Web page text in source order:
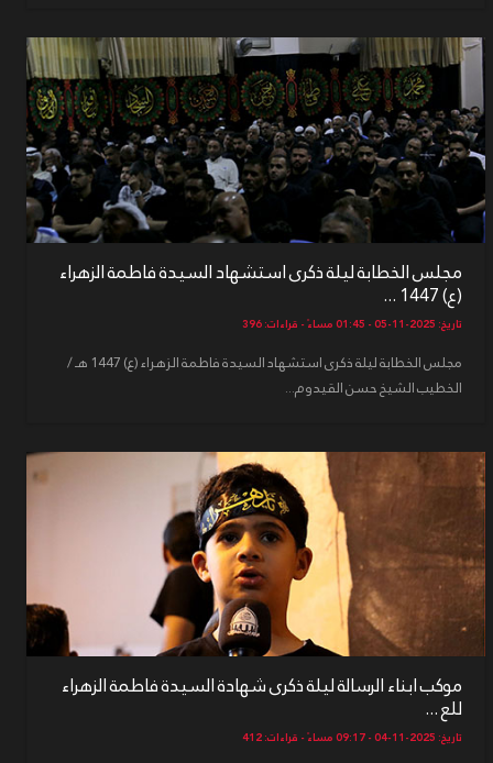
مجلس الخطابة ليلة ذكرى استشهاد السيدة فاطمة الزهراء
(ع) 1447 ...
تاريخ: 2025-11-05 - 01:45 مساءً - قراءات: 396
مجلس الخطابة ليلة ذكرى استشهاد السيدة فاطمة الزهراء (ع) 1447 هـ /
الخطيب الشيخ حسن القيدوم...
موكب ابناء الرسالة ليلة ذكرى شهادة السيدة فاطمة الزهراء
للع ...
تاريخ: 2025-11-04 - 09:17 مساءً - قراءات: 412